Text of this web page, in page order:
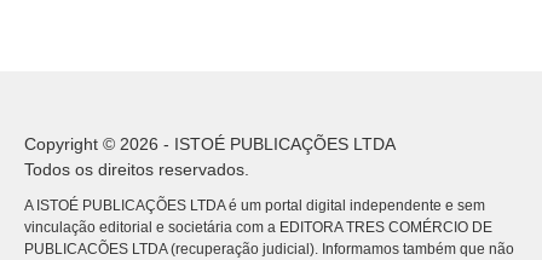
Copyright © 2026 - ISTOÉ PUBLICAÇÕES LTDA
Todos os direitos reservados.
A ISTOÉ PUBLICAÇÕES LTDA é um portal digital independente e sem
vinculação editorial e societária com a EDITORA TRES COMÉRCIO DE
PUBLICACÕES LTDA (recuperação judicial). Informamos também que não